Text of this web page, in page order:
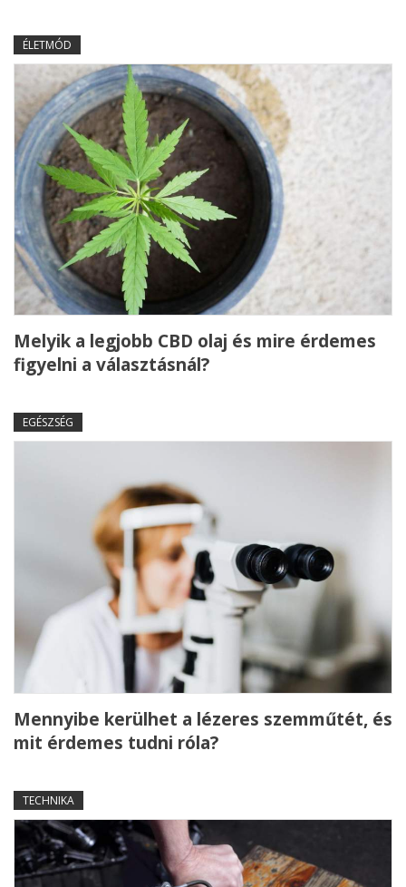
ÉLETMÓD
Melyik a legjobb CBD olaj és mire érdemes
figyelni a választásnál?
EGÉSZSÉG
Mennyibe kerülhet a lézeres szemműtét, és
mit érdemes tudni róla?
TECHNIKA